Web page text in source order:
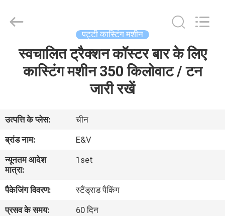
हमारे
बारे
में
कारखाना
भ्रमण
MACHINERY
CO.,LTD..
पट्टी कास्टिंग मशीन
स्वचालित ट्रैक्शन कॉस्टर बार के लिए
कास्टिंग मशीन 350 किलोवाट / टन
जारी रखें
उत्पत्ति के प्लेस:
चीन
ब्रांड नाम:
E&V
न्यूनतम आदेश
मात्रा:
1set
पैकेजिंग विवरण:
स्टैंड्राड पैकिंग
प्रसव के समय:
60 दिन